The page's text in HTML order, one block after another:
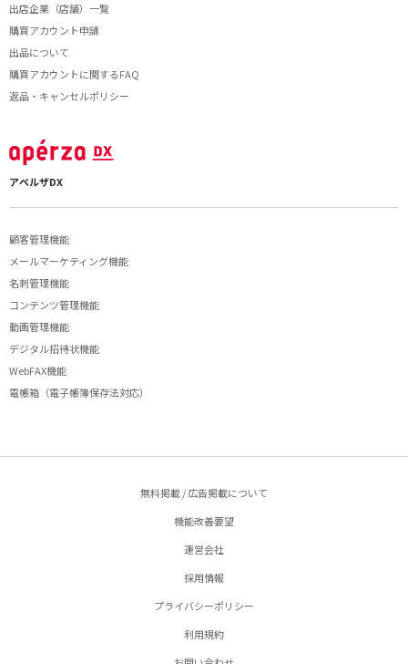
出店企業（店舗）一覧
購買アカウント申請
出品について
購買アカウントに関するFAQ
返品・キャンセルポリシー
アペルザDX
顧客管理機能
メールマーケティング機能
名刺管理機能
コンテンツ管理機能
動画管理機能
デジタル招待状機能
WebFAX機能
電帳箱（電子帳簿保存法対応）
無料掲載 / 広告掲載について
機能改善要望
運営会社
採用情報
プライバシーポリシー
利用規約